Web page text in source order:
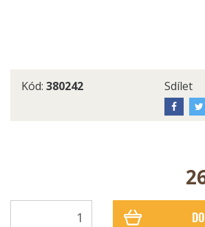
Kód: 380242 Sdílet